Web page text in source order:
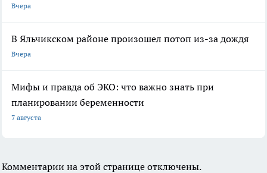
Вчера
В Яльчикском районе произошел потоп из-за дождя
Вчера
Мифы и правда об ЭКО: что важно знать при
планировании беременности
7 августа
Комментарии на этой странице отключены.